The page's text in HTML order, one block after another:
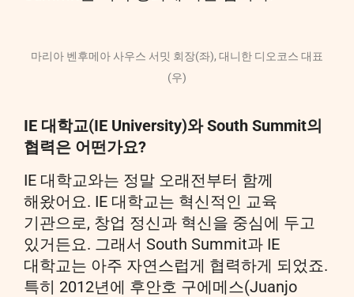
마리아 벤후메아 사우스 서밋 회장(좌), 대니한 디오코스 대표
(우)
IE 대학교(IE University)와 South Summit의
협력은 어떤가요?
IE 대학교와는 정말 오래전부터 함께
해왔어요. IE 대학교는 혁신적인 교육
기관으로, 창업 정신과 혁신을 중심에 두고
있거든요. 그래서 South Summit과 IE
대학교는 아주 자연스럽게 협력하게 되었죠.
특히 2012년에 후안호 구에메스(Juanjo